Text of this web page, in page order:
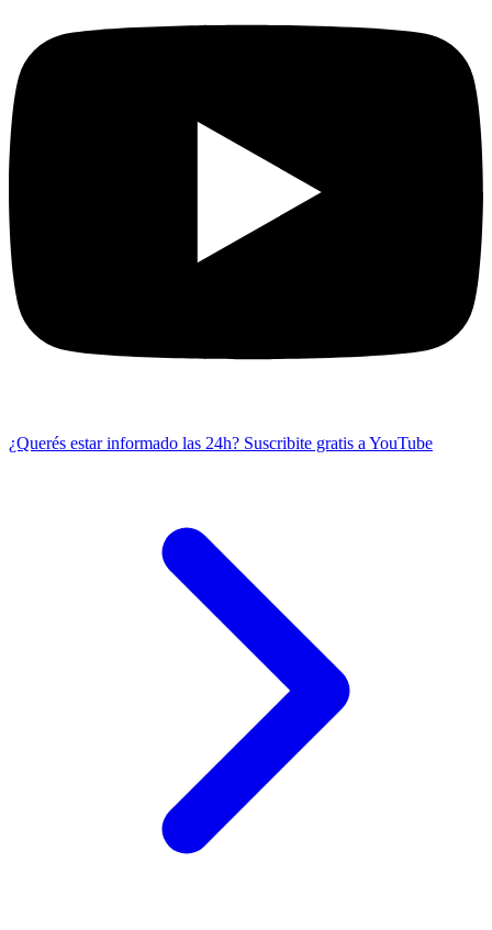
¿Querés estar informado las 24h? Suscribite gratis a YouTube